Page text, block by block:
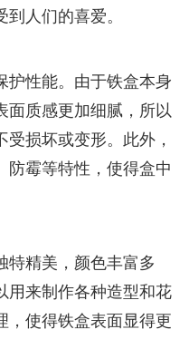
人们的喜爱。
护性能。由于铁盒本身
面质感更加细腻，所以
损坏或变形。此外，
防霉等特性，使得盒中
特精美，颜色丰富多
用来制作各种造型和花
，使得铁盒表面显得更